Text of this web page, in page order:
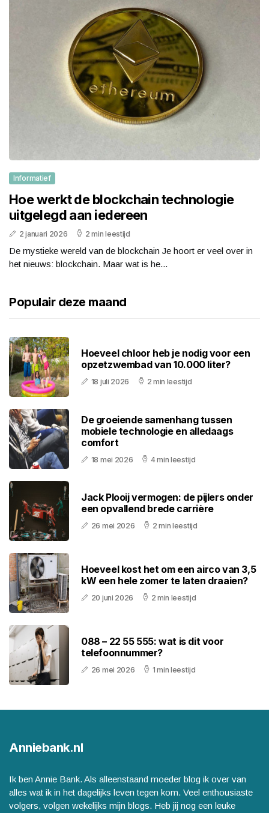
Informatief
Hoe werkt de blockchain technologie
uitgelegd aan iedereen
2 januari 2026 2 min leestijd
De mystieke wereld van de blockchain Je hoort er veel over in
het nieuws: blockchain. Maar wat is he...
Populair deze maand
Hoeveel chloor heb je nodig voor een
opzetzwembad van 10.000 liter?
18 juli 2026 2 min leestijd
De groeiende samenhang tussen
mobiele technologie en alledaags
comfort
18 mei 2026 4 min leestijd
Jack Plooij vermogen: de pijlers onder
een opvallend brede carrière
26 mei 2026 2 min leestijd
Hoeveel kost het om een airco van 3,5
kW een hele zomer te laten draaien?
20 juni 2026 2 min leestijd
088 – 22 55 555: wat is dit voor
telefoonnummer?
26 mei 2026 1 min leestijd
Anniebank.nl
Ik ben Annie Bank. Als alleenstaand moeder blog ik over van
alles wat ik in het dagelijks leven tegen kom. Veel enthousiaste
volgers, volgen wekelijks mijn blogs. Heb jij nog een leuke